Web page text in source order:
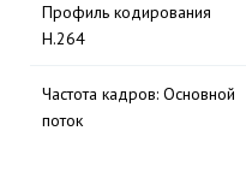
Профиль кодирования
H.264
Частота кадров: Основной
поток